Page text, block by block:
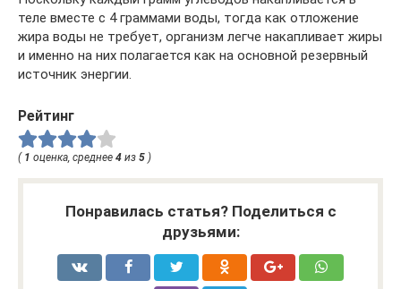
теле вместе с 4 граммами воды, тогда как отложение
жира воды не требует, организм легче накапливает жиры
и именно на них полагается как на основной резервный
источник энергии.
Рейтинг
( 1 оценка, среднее 4 из 5 )
Понравилась статья? Поделиться с
друзьями: